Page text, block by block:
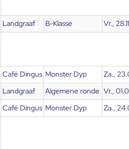
Landgraaf B-Klasse Vr.,
Café Dingus Monster Dyp
Za.,
Landgraaf Algemene ronde Vr.,
Café Dingus Monster Dyp Za.,